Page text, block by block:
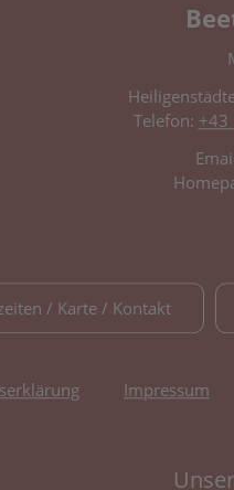
Telefon: +43
/ Karte / Kontakt
Impressum